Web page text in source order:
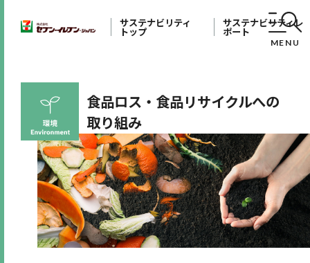
サステナビリティ
トップ
サステナビリティレ
ポート
MENU
食品ロス・食品リサイクルへの
取り組み